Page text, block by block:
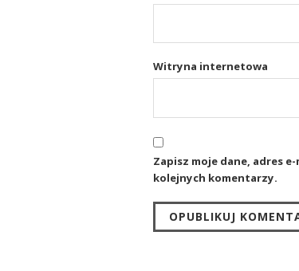
Witryna internetowa
Zapisz moje dane, adres
kolejnych komentarzy.